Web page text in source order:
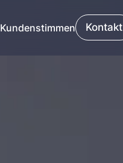
Kundenstimmen Kontakt